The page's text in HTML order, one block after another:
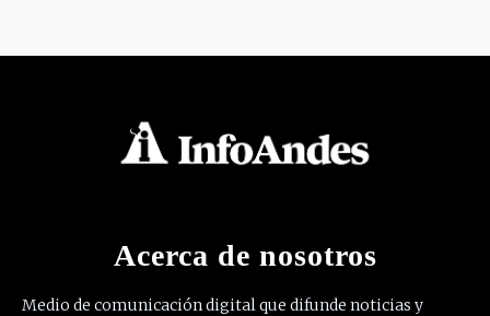
Acerca de nosotros
Medio de comunicación digital que difunde noticias y